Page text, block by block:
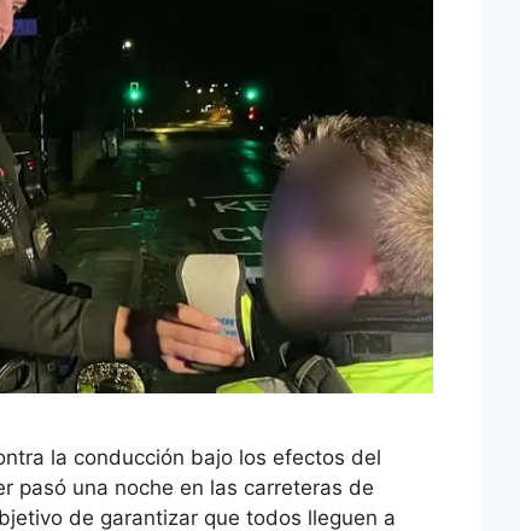
la conducción bajo los efectos del
pasó una noche en las carreteras de
de garantizar que todos lleguen a